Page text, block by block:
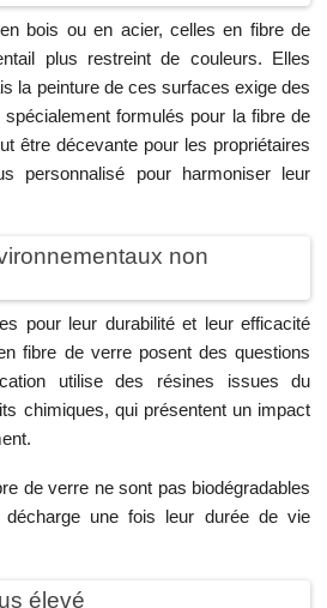
bois ou en acier, celles en fibre de
plus restreint de couleurs. Elles
la peinture de ces surfaces exige des
formulés pour la fibre de
être décevante pour les propriétaires
personnalisé pour harmoniser leur
non
pour leur durabilité et leur efficacité
fibre de verre posent des questions
utilise des résines issues du
chimiques, qui présentent un impact
de verre ne sont pas biodégradables
une fois leur durée de vie
élevé